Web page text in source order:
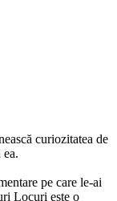
curiozitatea de
pe care le-ai
Locuri este o